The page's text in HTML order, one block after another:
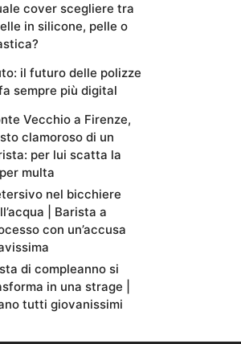
cover scegliere tra
in silicone, pelle o
il futuro delle polizze
sempre più digital
Vecchio a Firenze,
clamoroso di un
per lui scatta la
multa
nel bicchiere
| Barista a
con un’accusa
di compleanno si
in una strage |
tutti giovanissimi